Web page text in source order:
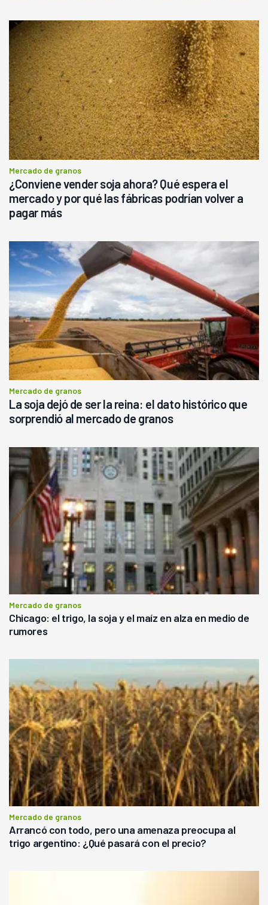
Mercado de granos
¿Conviene vender soja ahora? Qué espera el
mercado y por qué las fábricas podrían volver a
pagar más
Mercado de granos
La soja dejó de ser la reina: el dato histórico que
sorprendió al mercado de granos
Mercado de granos
Chicago: el trigo, la soja y el maíz en alza en medio de
rumores
Mercado de granos
Arrancó con todo, pero una amenaza preocupa al
trigo argentino: ¿Qué pasará con el precio?